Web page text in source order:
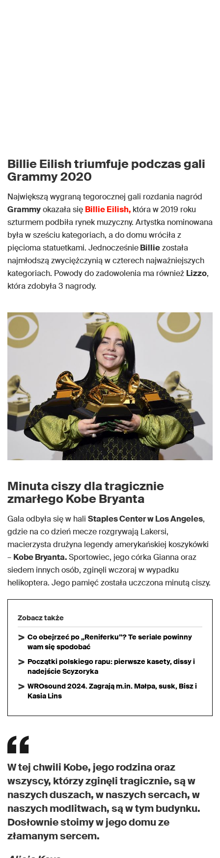
Billie Eilish triumfuje podczas gali
Grammy 2020
Największą wygraną tegorocznej gali rozdania nagród
Grammyokazała się Billie Eilish, która w 2019 roku
szturmem podbiła rynek muzyczny. Artystka nominowana
była w sześciu kategoriach, a do domu wróciła z
pięcioma statuetkami. JednocześnieBilliezostała
najmłodszą zwyciężczynią w czterech najważniejszych
kategoriach. Powody do zadowolenia ma również Lizzo,
która zdobyła 3 nagrody.
Minuta ciszy dla tragicznie
zmarłego Kobe Bryanta
Gala odbyła się w hali Staples Center w Los Angeles,
gdzie na co dzień mecze rozgrywają Lakersi,
macierzysta drużyna legendy amerykańskiej koszykówki
– Kobe Bryanta.Sportowiec, jego córka Gianna oraz
siedem innych osób, zginęli wczoraj w wypadku
helikoptera. Jego pamięć została uczczona minutą ciszy.
Zobacz także
Co obejrzeć po „Reniferku”? Te seriale powinny
wam się spodobać
Początki polskiego rapu: pierwsze kasety, dissy i
nadejście Scyzoryka
WROsound 2024. Zagrają m.in. Małpa, susk, Bisz i
Kasia Lins
W tej chwili Kobe, jego rodzina oraz
wszyscy, którzy zginęli tragicznie, są w
naszych duszach, w naszych sercach, w
naszych modlitwach, są w tym budynku.
Dosłownie stoimy w jego domu ze
złamanym sercem.